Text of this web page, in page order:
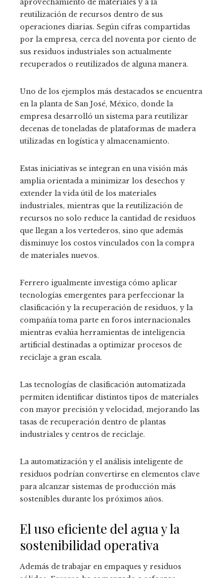
aprovechamiento de materiales y a la
reutilización de recursos dentro de sus
operaciones diarias. Según cifras compartidas
por la empresa, cerca del noventa por ciento de
sus residuos industriales son actualmente
recuperados o reutilizados de alguna manera.
Uno de los ejemplos más destacados se encuentra
en la planta de San José, México, donde la
empresa desarrolló un sistema para reutilizar
decenas de toneladas de plataformas de madera
utilizadas en logística y almacenamiento.
Estas iniciativas se integran en una visión más
amplia orientada a minimizar los desechos y
extender la vida útil de los materiales
industriales, mientras que la reutilización de
recursos no solo reduce la cantidad de residuos
que llegan a los vertederos, sino que además
disminuye los costos vinculados con la compra
de materiales nuevos.
Ferrero igualmente investiga cómo aplicar
tecnologías emergentes para perfeccionar la
clasificación y la recuperación de residuos, y la
compañía toma parte en foros internacionales
mientras evalúa herramientas de inteligencia
artificial destinadas a optimizar procesos de
reciclaje a gran escala.
Las tecnologías de clasificación automatizada
permiten identificar distintos tipos de materiales
con mayor precisión y velocidad, mejorando las
tasas de recuperación dentro de plantas
industriales y centros de reciclaje.
La automatización y el análisis inteligente de
residuos podrían convertirse en elementos clave
para alcanzar sistemas de producción más
sostenibles durante los próximos años.
El uso eficiente del agua y la
sostenibilidad operativa
Además de trabajar en empaques y residuos